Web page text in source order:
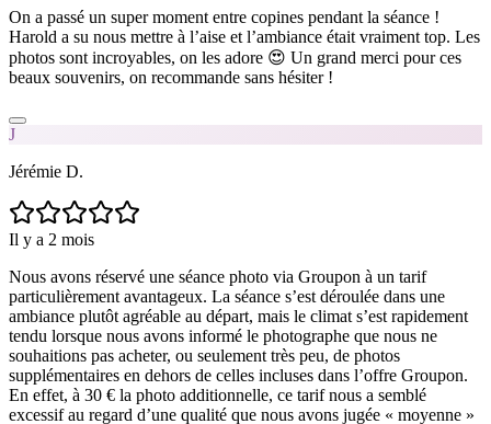
On a passé un super moment entre copines pendant la séance !
Harold a su nous mettre à l’aise et l’ambiance était vraiment top. Les
photos sont incroyables, on les adore 😍 Un grand merci pour ces
beaux souvenirs, on recommande sans hésiter !
J
Jérémie D.
Il y a 2 mois
Nous avons réservé une séance photo via Groupon à un tarif
particulièrement avantageux. La séance s’est déroulée dans une
ambiance plutôt agréable au départ, mais le climat s’est rapidement
tendu lorsque nous avons informé le photographe que nous ne
souhaitions pas acheter, ou seulement très peu, de photos
supplémentaires en dehors de celles incluses dans l’offre Groupon.
En effet, à 30 € la photo additionnelle, ce tarif nous a semblé
excessif au regard d’une qualité que nous avons jugée « moyenne »